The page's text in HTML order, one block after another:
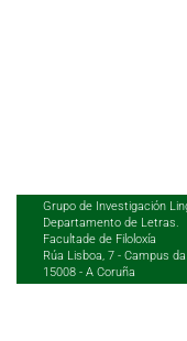
Grupo de Investigación
Departamento de Letras.
Facultade de Filoloxía
Rúa Lisboa, 7 - Campus
15008 - A Coruña